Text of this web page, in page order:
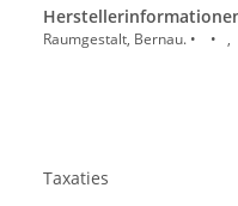
Raumgestalt, Bernau. • • ,
Taxaties